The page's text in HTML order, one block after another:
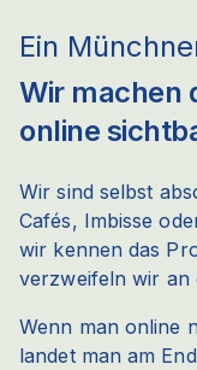
Ein
Wir machen
online
Wir sind selbst
Cafés, Imbisse
wir kennen das
verzweifeln wir an
Wenn man online
landet man am